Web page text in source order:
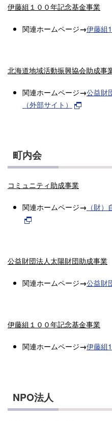
伊藤組１００年記念基金事業
関連ホームページ→伊藤組
北海道地域活動振興協会助成事
関連ホームページ→公益財
（外部サイト）
町内会
コミュニティ助成事業
関連ホームページ→ （財
公益財団法人太陽財団助成事業
関連ホームページ→公益財
伊藤組１００年記念基金事業
関連ホームページ→伊藤組
NPO法人